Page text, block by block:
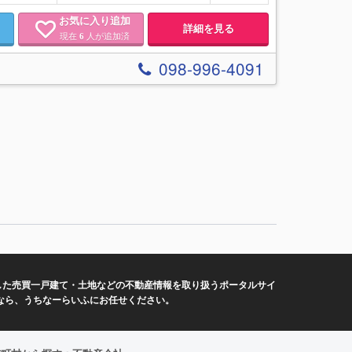
お気に入り追加
現在6 人が追加済 詳細を見る
098-996-4091
売買一戸建て・土地などの不動産情報を取り扱うポータルサイ
、うちなーらいふにお任せください。